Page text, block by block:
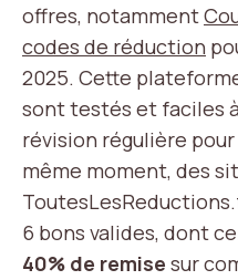
offres, notamment
codes de réduction
2025. Cette
sont testés et faciles
révision régulière
même moment, des
6 bons valides, dont
40% de remise sur